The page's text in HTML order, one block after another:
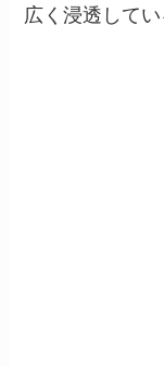
広く浸透してい